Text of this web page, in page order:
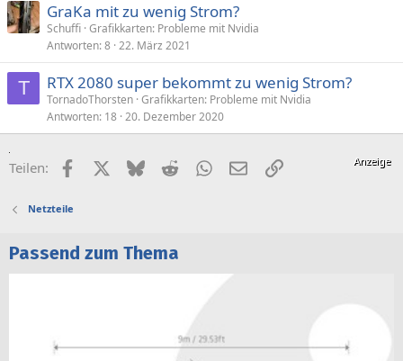
GraKa mit zu wenig Strom?
Schuffi Grafikkarten: Probleme mit Nvidia
Antworten 8 22. März 2021
T RTX 2080 super bekommt zu wenig Strom?
TornadoThorsten Grafikkarten: Probleme mit Nvidia
Antworten 18 20. Dezember 2020
Teilen: FacebookX (Twitter)
BlueskyRedditWhatsApp
E-MailLink
Netzteile
Passend zum Thema